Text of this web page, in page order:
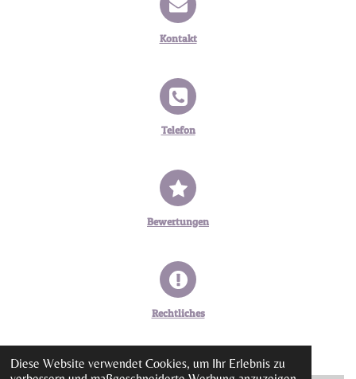
Diese Website verwendet Cookies, um Ihr Erlebnis zu
Kontakt
Telefon
Bewertungen
Rechtliches